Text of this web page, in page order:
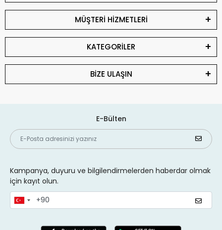
MÜŞTERİ HİZMETLERİ
KATEGORİLER
BİZE ULAŞIN
E-Bülten
Kampanya, duyuru ve bilgilendirmelerden haberdar olmak
için kayıt olun.